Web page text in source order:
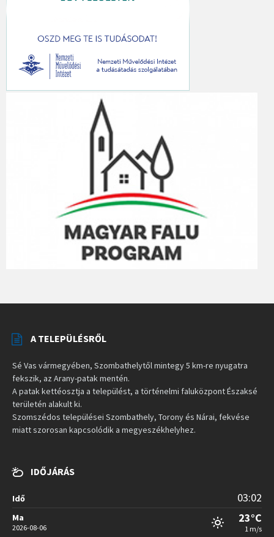
A TELEPÜLÉSRŐL
Sé Vas vármegyében, Szombathelytől mintegy 5 km-re nyugatra
fekszik, az Arany-patak mentén.
A patak kettéosztja a települést, a történelmi faluközpont Északsé
területén alakult ki.
Szomszédos települései Szombathely, Torony és Nárai, fekvése
miatt szorosan kapcsolódik a megyeszékhelyhez.
IDŐJÁRÁS
Idő 03:02
Ma
2026-08-06
23°C
1 m/s